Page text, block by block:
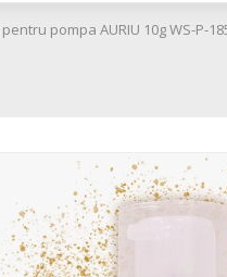
pompa AURIU 10g WS-P-